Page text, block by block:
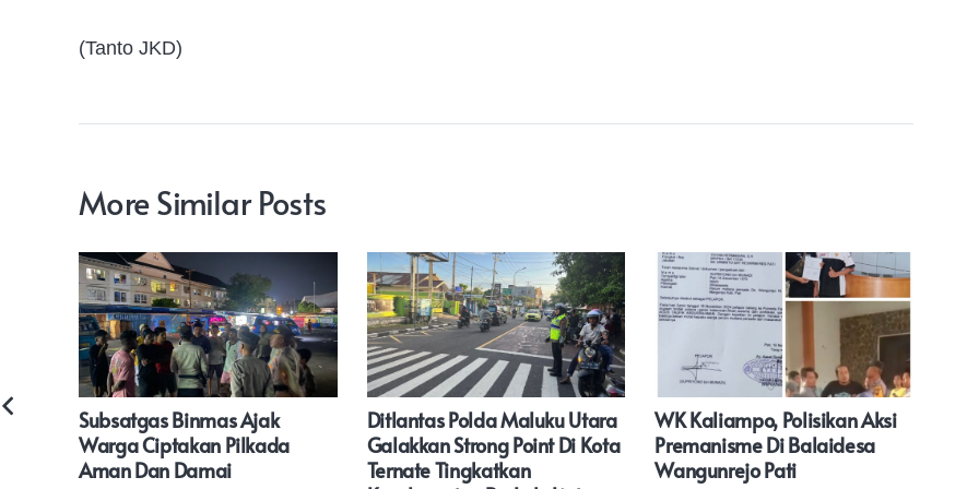
(Tanto JKD)
More Similar Posts
Subsatgas Binmas Ajak
Warga Ciptakan Pilkada
Aman Dan Damai
Ditlantas Polda Maluku Utara
Galakkan Strong Point Di Kota
Ternate Tingkatkan
WK Kaliampo, Polisikan Aksi
Premanisme Di Balaidesa
Wangunrejo Pati